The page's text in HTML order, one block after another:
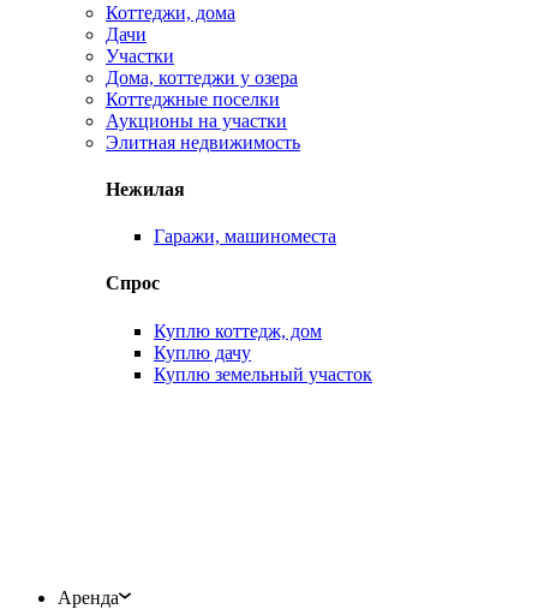
Коттеджи, дома
Дачи
Участки
Дома, коттеджи у озера
Коттеджные поселки
Аукционы на участки
Элитная недвижимость
Нежилая
Гаражи, машиноместа
Спрос
Куплю коттедж, дом
Куплю дачу
Куплю земельный участок
Аренда